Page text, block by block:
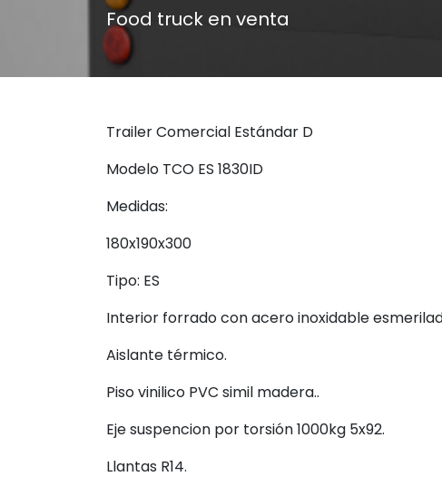
Food truck en venta
Trailer Comercial Estándar D
Modelo TCO ES 1830ID
Medidas:
180x190x300
Tipo: ES
Interior forrado con acero inoxidable
Aislante térmico.
Piso vinilico PVC simil madera..
Eje suspencion por torsión 1000kg 5x92.
Llantas R14.